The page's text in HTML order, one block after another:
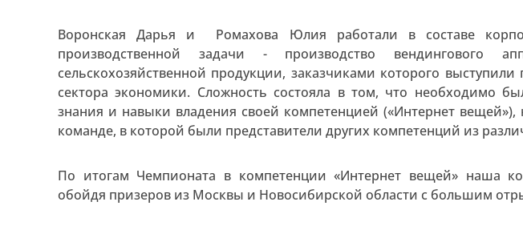
Воронская Дарья и Ромахова Юлия работали в составе
производственной задачи - производство вендингового
сельскохозяйственной продукции, заказчиками которого выступили
сектора экономики. Сложность состояла в том, что необходимо
знания и навыки владения своей компетенцией («Интернет
команде, в которой были представители других компетенций из
По итогам Чемпионата в компетенции «Интернет вещей» наша
обойдя призеров из Москвы и Новосибирской области с большим